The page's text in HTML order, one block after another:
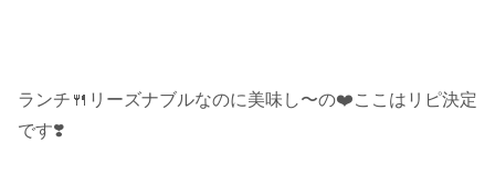
ランチ🍴リーズナブルなのに美味し〜の❤️ここはリピ決定
です❣️